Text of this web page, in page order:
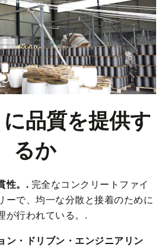
品質を提供す
るか
性。. 完全なコンクリートファイ
ーで、均一な分散と接着のために
が行われている。.
ン・ドリブン・エンジニアリン